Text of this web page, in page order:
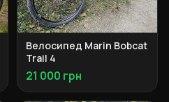
Велосипед Marin Bobcat
Trail 4
21 000 грн